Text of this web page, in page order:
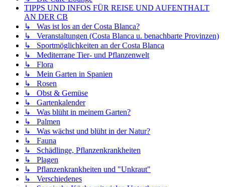
TIPPS UND INFOS FÜR REISE UND AUFENTHALT
AN DER CB
↳ Was ist los an der Costa Blanca?
↳ Veranstaltungen (Costa Blanca u. benachbarte Provinzen)
↳ Sportmöglichkeiten an der Costa Blanca
↳ Mediterrane Tier- und Pflanzenwelt
↳ Flora
↳ Mein Garten in Spanien
↳ Rosen
↳ Obst & Gemüse
↳ Gartenkalender
↳ Was blüht in meinem Garten?
↳ Palmen
↳ Was wächst und blüht in der Natur?
↳ Fauna
↳ Schädlinge, Pflanzenkrankheiten
↳ Plagen
↳ Pflanzenkrankheiten und "Unkraut"
↳ Verschiedenes